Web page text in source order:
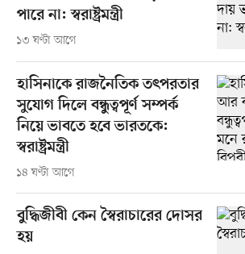
পারে না: স্বরাষ্ট্রমন্ত্রী
১৩ ঘণ্টা আগে
হাসিনাকে রাজনৈতিক তৎপরতার
সুযোগ দিলে বন্ধুত্বপূর্ণ সম্পর্ক
নিয়ে ভাবতে হবে ভারতকে:
স্বরাষ্ট্রমন্ত্রী
১৪ ঘণ্টা আগে
বুদ্ধিজীবী কেন স্বৈরাচারের দোসর
হয়